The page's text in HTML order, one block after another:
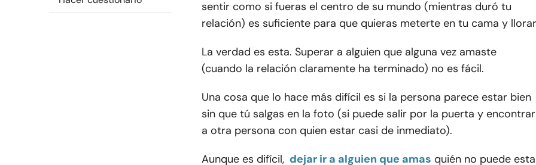
sentir como si fueras el centro de su mundo (mientras duró tu
relación) es suficiente para que quieras meterte en tu cama y
La verdad es esta. Superar a alguien que alguna vez amaste
(cuando la relación claramente ha terminado) no es fácil.
Una cosa que lo hace más difícil es si la persona parece estar bien
sin que tú salgas en la foto (si puede salir por la puerta y encontrar
a otra persona con quien estar casi de inmediato).
Aunque es difícil, dejar ir a alguien que amas quién no puede